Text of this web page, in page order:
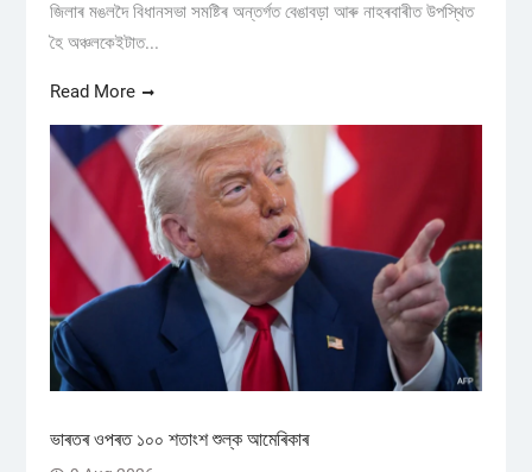
জিলাৰ মঙলদৈ বিধানসভা সমষ্টিৰ অন্তৰ্গত বেঙাবড়া আৰু নাহৰবাৰীত উপস্থিত
হৈ অঞ্চলকেইটাত...
Read More
ভাৰতৰ ওপৰত ১০০ শতাংশ শুল্ক আমেৰিকাৰ